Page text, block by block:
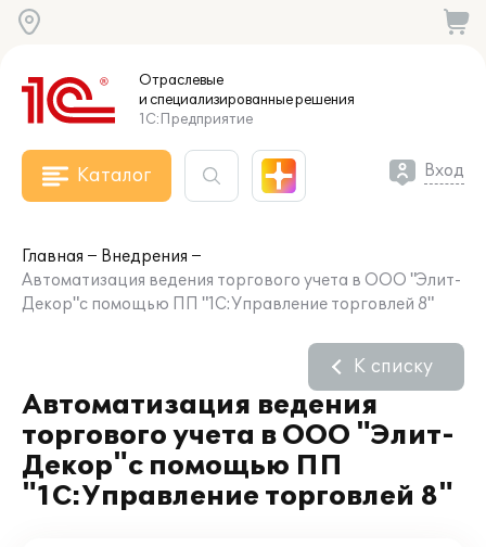
Отраслевые
и специализированныерешения
1С:Предприятие
Каталог Вход
Главная
Внедрения
Автоматизация ведения торгового учета в ООО "Элит-
Декор"с помощью ПП "1С:Управление торговлей 8"
Автоматизация ведения
торгового учета в ООО "Элит-
Декор"с помощью ПП
"1С:Управление торговлей 8"
К списку